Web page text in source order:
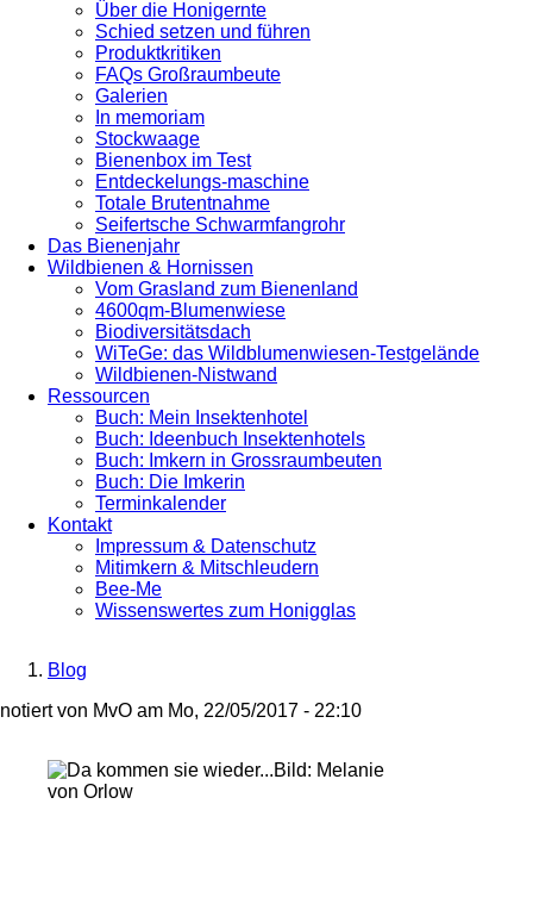
Über die Honigernte
Schied setzen und führen
Produktkritiken
FAQs Großraumbeute
Galerien
In memoriam
Stockwaage
Bienenbox im Test
Entdeckelungs-maschine
Totale Brutentnahme
Seifertsche Schwarmfangrohr
Das Bienenjahr
Wildbienen & Hornissen
Vom Grasland zum Bienenland
4600qm-Blumenwiese
Biodiversitätsdach
WiTeGe: das Wildblumenwiesen-Testgelände
Wildbienen-Nistwand
Ressourcen
Buch: Mein Insektenhotel
Buch: Ideenbuch Insektenhotels
Buch: Imkern in Grossraumbeuten
Buch: Die Imkerin
Terminkalender
Kontakt
Impressum & Datenschutz
Mitimkern & Mitschleudern
Bee-Me
Wissenswertes zum Honigglas
Breadcrumb
Blog
notiert von MvO am Mo, 22/05/2017 - 22:10